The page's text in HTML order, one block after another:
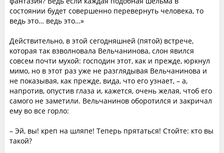
состоянии будет совершенно перевернуть человека, то
ведь это… ведь это…»
Действительно, в этой сегодняшней (пятой) встрече,
которая так взволновала Вельчанинова, слон явился
совсем почти мухой: господин этот, как и прежде, юркнул
мимо, но в этот раз уже не разглядывая Вельчанинова и
не показывая, как прежде, вида, что его узнает, – а,
напротив, опустив глаза и, кажется, очень желая, чтоб его
самого не заметили. Вельчанинов оборотился и закричал
ему во все горло:
– Эй, вы! креп на шляпе! Теперь прятаться! Стойте: кто вы
такой?